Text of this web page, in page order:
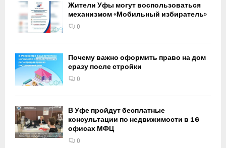
Жители Уфы могут воспользоваться
механизмом «Мобильный избиратель»
0
Почему важно оформить право на дом
сразу после стройки
0
В Уфе пройдут бесплатные
консультации по недвижимости в 16
офисах МФЦ
0